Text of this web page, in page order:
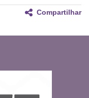
Compartilhar